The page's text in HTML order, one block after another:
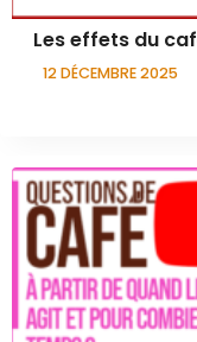
Les effets du
12 DÉCEMBRE 2025